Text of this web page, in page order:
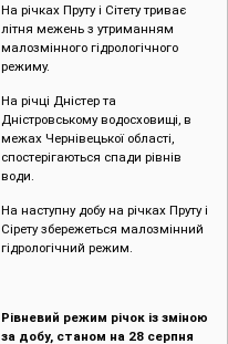
На річках Пруту і Сітету триває
літня межень з утриманням
малозмінного гідрологічного
режиму.
На річці Дністер та
Дністровському водосховищі, в
межах Чернівецької області,
спостерігаються спади рівнів
води.
На наступну добу на річках Пруту і
Сірету збережеться малозмінний
гідрологічний режим.
Рівневий режим річок із зміною
за добу, станом на 28 серпня